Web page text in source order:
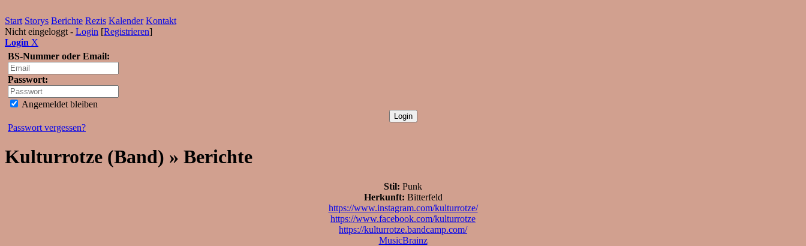
Start Storys Berichte Rezis Kalender Kontakt
Nicht eingeloggt - Login [Registrieren]
Login X
BS-Nummer oder Email:
Passwort:
Angemeldet bleiben
Passwort vergessen?
Kulturrotze (Band) » Berichte
Stil: Punk
Herkunft: Bitterfeld
https://www.instagram.com/kulturrotze/
https://www.facebook.com/kulturrotze
https://kulturrotze.bandcamp.com/
MusicBrainz